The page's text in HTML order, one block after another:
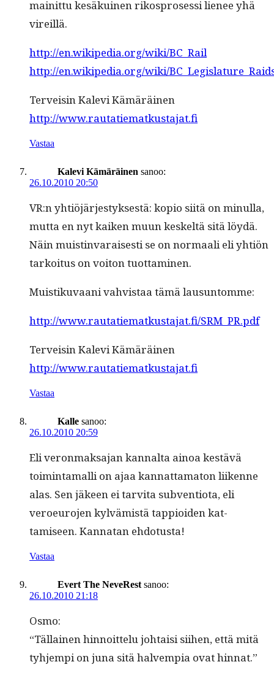
mainit­tu kesäkuinen rikospros­es­si lie­nee yhä
vireillä.
http://en.wikipedia.org/wiki/BC_Rail
http://en.wikipedia.org/wiki/
Ter­veisin Kale­vi Kämäräinen
http://www.rautatiematkustajat.fi
Vastaa
Kalevi Kämäräinen sanoo:
26.10.2010 20:50
VR:n yhtiöjärjestyk­ses­tä: kopio siitä on min­ul­la,
mut­ta en nyt kaiken muun keskeltä sitä löy­dä.
Näin muistin­varais­es­ti se on nor­maali eli yhtiön
tarkoi­tus on voiton tuottaminen.
Muis­tiku­vaani vahvis­taa tämä lausuntomme:
http://www.rautatiematkustajat.fi/SRM_PR.pdf
Ter­veisin Kale­vi Kämäräinen
http://www.rautatiematkustajat.fi
Vastaa
Kalle sanoo:
26.10.2010 20:59
Eli veron­mak­sa­jan kannal­ta ain­oa kestävä
toim­inta­malli on ajaa kan­nat­tam­a­ton liikenne
alas. Sen jäkeen ei tarvi­ta sub­ven­tio­ta, eli
veroeu­ro­jen kylvämistä tap­pi­oiden kat­
tamiseen. Kan­natan ehdotusta!
Vastaa
Evert The NeveRest sanoo:
26.10.2010 21:18
Osmo:
“Täl­lainen hin­noit­telu johtaisi siihen, että mitä
tyh­jem­pi on juna sitä halvem­pia ovat hinnat.”